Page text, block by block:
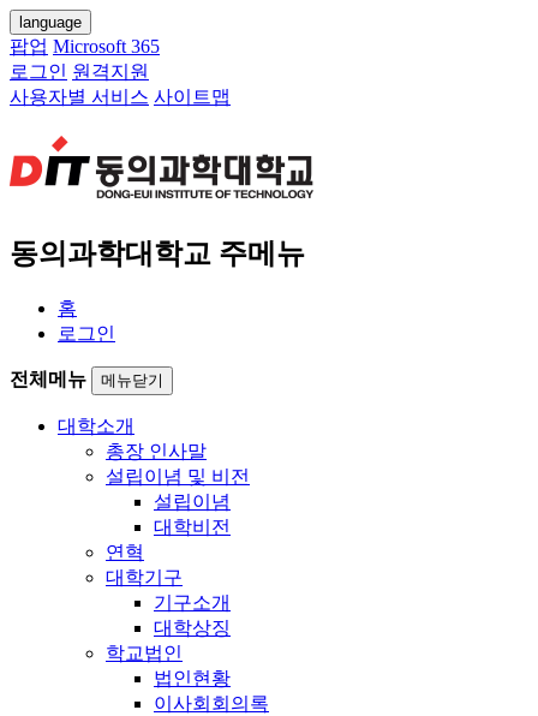
language
팝업 Microsoft 365
로그인 원격지원
사용자별 서비스 사이트맵
동의과학대학교 주메뉴
홈
로그인
전체메뉴 메뉴닫기
대학소개
총장 인사말
설립이념 및 비전
설립이념
대학비전
연혁
대학기구
기구소개
대학상징
학교법인
법인현황
이사회회의록